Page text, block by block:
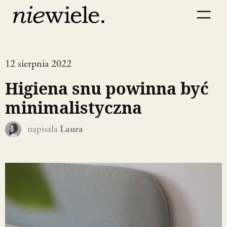
12 sierpnia 2022
Higiena snu powinna być
minimalistyczna
napisałaLaura